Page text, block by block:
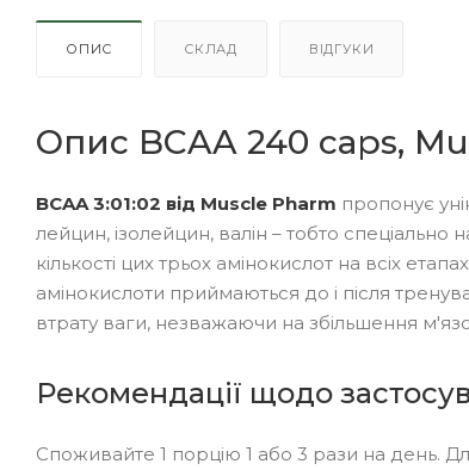
ОПИС СКЛАД ВІДГУКИ
Опис BCAA 240 caps,
BCAA 3:01:02 від Muscle Pharm пропонує
лейцин, ізолейцин, валін – тобто спеціально
кількості цих трьох амінокислот на всіх
амінокислоти приймаються до і після
втрату ваги, незважаючи на збільшення
Рекомендації щодо
Споживайте 1 порцію 1 або 3 рази на день.